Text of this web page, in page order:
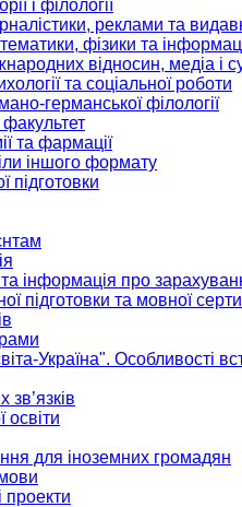
і філології
реклами та
фізики та
відносин, медіа і
та соціальної роботи
германської філології
факультет
та фармації
іншого формату
підготовки
та інформація про
підготовки та мовної
Україна". Особливості
зв’язків
освіти
для іноземних громадян
проекти